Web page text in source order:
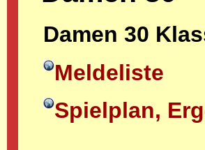
Damen 30
Meldeliste
Spielplan,